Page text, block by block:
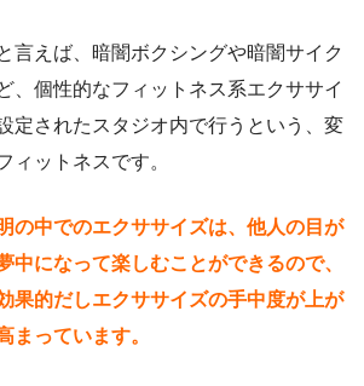
言えば、暗闇ボクシングや暗闇サイク
、個性的なフィットネス系エクササイ
定されたスタジオ内で行うという、変
ィットネスです。
の中でのエクササイズは、他人の目が
中になって楽しむことができるので、
果的だしエクササイズの手中度が上が
まっています。